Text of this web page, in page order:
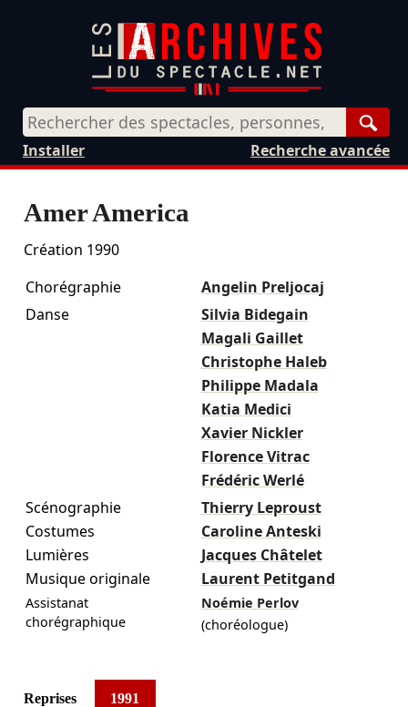
Recherche avancée
Installer
Amer America
Création 1990
Chorégraphie
Angelin Preljocaj
Danse
Silvia Bidegain
Magali Gaillet
Christophe Haleb
Philippe Madala
Katia Medici
Xavier Nickler
Florence Vitrac
Frédéric Werlé
Scénographie
Thierry Leproust
Costumes
Caroline Anteski
Lumières
Jacques Châtelet
Musique originale
Laurent Petitgand
Assistanat
chorégraphique
Noémie Perlov
(choréologue)
Reprises 1991